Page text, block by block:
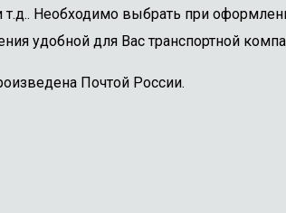
Необходимо выбрать при
удобной для Вас транспортной
Почтой России.